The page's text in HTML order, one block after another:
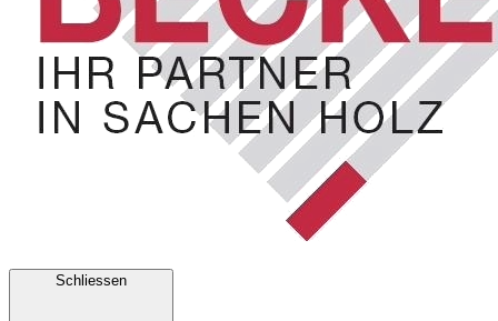
Schliessen